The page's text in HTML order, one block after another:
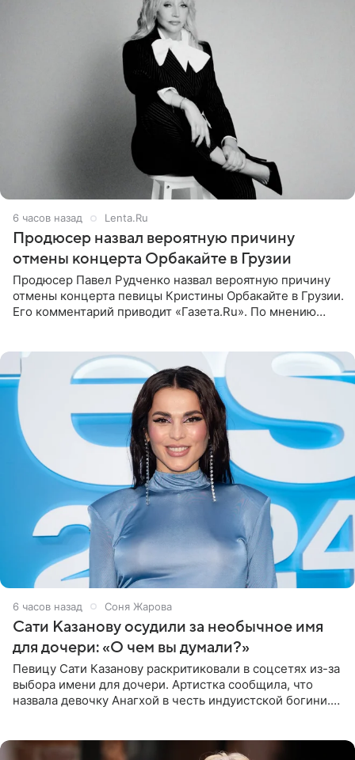
6 часов назад Lenta.Ru
Продюсер назвал вероятную причину
отмены концерта Орбакайте в Грузии
Продюсер Павел Рудченко назвал вероятную причину
отмены концерта певицы Кристины Орбакайте в Грузии.
Его комментарий приводит «Газета.Ru». По мнению
6 часов назад Соня Жарова
Сати Казанову осудили за необычное имя
для дочери: «О чем вы думали?»
Певицу Сати Казанову раскритиковали в соцсетях из-за
выбора имени для дочери. Артистка сообщила, что
назвала девочку Анагхой в честь индуистской богини.